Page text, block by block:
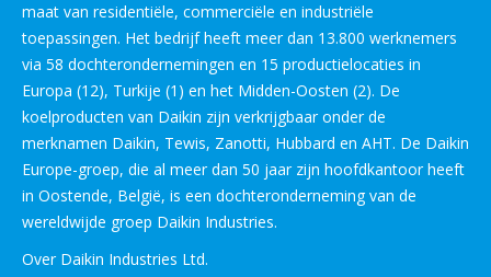
maat van residentiële, commerciële en industriële
toepassingen. Het bedrijf heeft meer dan 13.800 werknemers
via 58 dochterondernemingen en 15 productielocaties in
Europa (12), Turkije (1) en het Midden-Oosten (2). De
koelproducten van Daikin zijn verkrijgbaar onder de
merknamen Daikin, Tewis, Zanotti, Hubbard en AHT. De Daikin
Europe-groep, die al meer dan 50 jaar zijn hoofdkantoor heeft
in Oostende, België, is een dochteronderneming van de
wereldwijde groep Daikin Industries.
Over Daikin Industries Ltd.